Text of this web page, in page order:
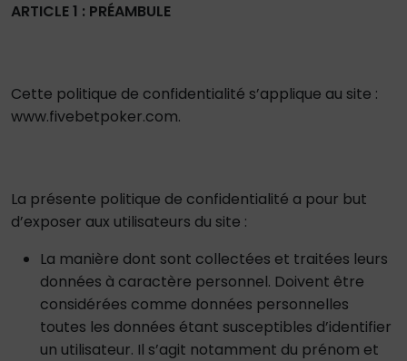
ARTICLE 1 : PRÉAMBULE
Cette politique de confidentialité s’applique au site :
www.fivebetpoker.com.
La présente politique de confidentialité a pour but
d’exposer aux utilisateurs du site :
La manière dont sont collectées et traitées leurs
données à caractère personnel. Doivent être
considérées comme données personnelles
toutes les données étant susceptibles d’identifier
un utilisateur. Il s’agit notamment du prénom et